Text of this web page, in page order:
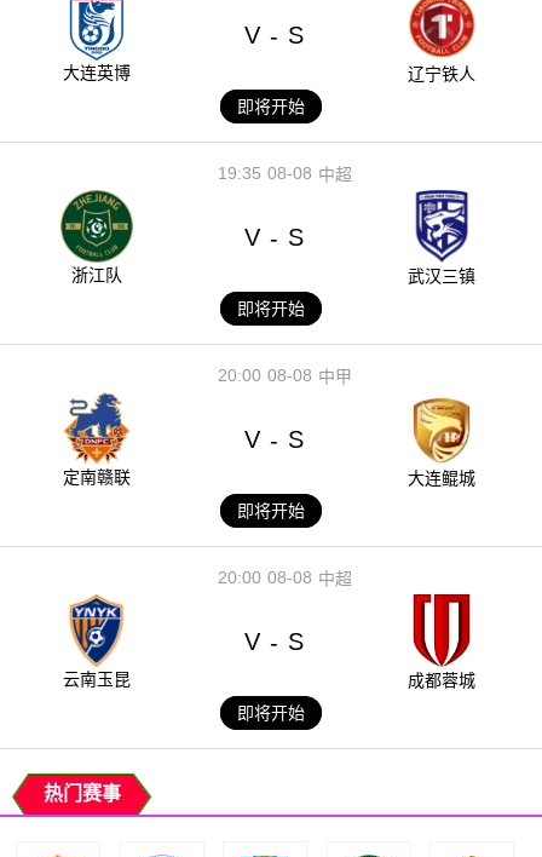
大连英博
V - S
辽宁铁人
即将开始
08-08
19:35 中超
浙江队
V - S
武汉三镇
即将开始
08-08
20:00 中甲
定南赣联
V - S
大连鲲城
即将开始
08-08
20:00 中超
云南玉昆
V - S
成都蓉城
即将开始
热门赛事